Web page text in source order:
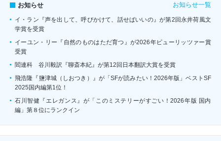
お知らせ お知らせ一覧
イ・ラン『声を出して、呼びかけて、話せばいいの』が第2回永井荷風文
学賞を受賞
イーユン・リー『自然のものはただ育つ』が2026年ピューリッツァー賞
受賞
閻連科 谷川毅訳『聊斎本紀』が第12回日本翻訳大賞を受賞
飛浩隆『鹽津城（しおつき）』が「SFが読みたい！2026年版」ベストSF
2025国内編第1位！
石川智健『エレガンス』が「このミステリーがすごい！2026年版 国内
編」第８位にランクイン